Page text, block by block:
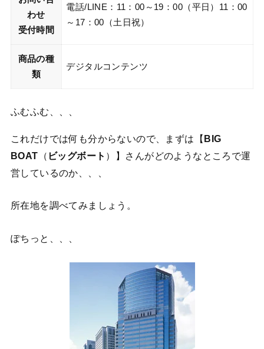
わせ
受付時間
電話/LINE：11：00～19：00（平日）11：00
～17：00（土日祝）
商品の種
類
デジタルコンテンツ
ふむふむ、、、
これだけでは何も分からないので、まずは【BIG
BOAT （ ビッグボート ）】さんがどのようなところで運
営しているのか、、、
所在地を調べてみましょう。
ぽちっと、、、